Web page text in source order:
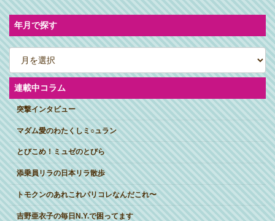
年月で探す
ア
ー
カ
イ
ブ連載中コラム
突撃インタビュー
マダム愛のわたくしミ○ュラン
とびこめ！ミュゼのとびら
添乗員リラの日本リラ散歩
トモクンのあれこれパリコレなんだこれ〜
吉野亜衣子の毎日N.Y.で困ってます